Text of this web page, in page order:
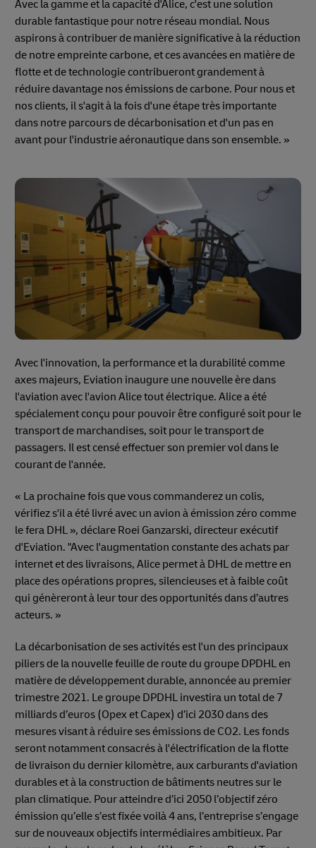
Avec la gamme et la capacité d'Alice, c'est une solution
durable fantastique pour notre réseau mondial. Nous
aspirons à contribuer de manière significative à la réduction
de notre empreinte carbone, et ces avancées en matière de
flotte et de technologie contribueront grandement à
réduire davantage nos émissions de carbone. Pour nous et
nos clients, il s'agit à la fois d'une étape très importante
dans notre parcours de décarbonisation et d'un pas en
avant pour l'industrie aéronautique dans son ensemble. »
Avec l'innovation, la performance et la durabilité comme
axes majeurs, Eviation inaugure une nouvelle ère dans
l'aviation avec l'avion Alice tout électrique. Alice a été
spécialement conçu pour pouvoir être configuré soit pour le
transport de marchandises, soit pour le transport de
passagers. Il est censé effectuer son premier vol dans le
courant de l'année.
« La prochaine fois que vous commanderez un colis,
vérifiez s'il a été livré avec un avion à émission zéro comme
le fera DHL », déclare Roei Ganzarski, directeur exécutif
d'Eviation. "Avec l'augmentation constante des achats par
internet et des livraisons, Alice permet à DHL de mettre en
place des opérations propres, silencieuses et à faible coût
qui génèreront à leur tour des opportunités dans d’autres
acteurs. »
La décarbonisation de ses activités est l'un des principaux
piliers de la nouvelle feuille de route du groupe DPDHL en
matière de développement durable, annoncée au premier
trimestre 2021. Le groupe DPDHL investira un total de 7
milliards d’euros (Opex et Capex) d’ici 2030 dans des
mesures visant à réduire ses émissions de CO2. Les fonds
seront notamment consacrés à l'électrification de la flotte
de livraison du dernier kilomètre, aux carburants d'aviation
durables et à la construction de bâtiments neutres sur le
plan climatique. Pour atteindre d’ici 2050 l’objectif zéro
émission qu’elle s’est fixée voilà 4 ans, l’entreprise s’engage
sur de nouveaux objectifs intermédiaires ambitieux. Par